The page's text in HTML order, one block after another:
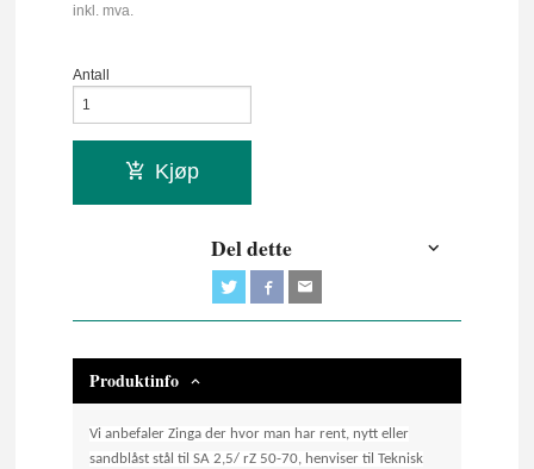
inkl. mva.
Antall
Kjøp
Del dette
Produktinfo
Vi anbefaler Zinga der hvor man har rent, nytt eller
sandblåst stål til SA 2,5/ rZ 50-70, henviser til Teknisk